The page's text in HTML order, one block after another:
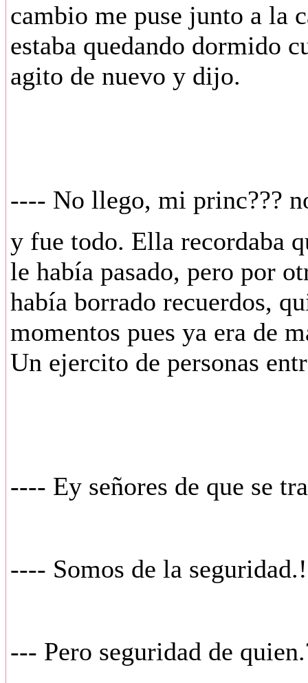
cambio me puse junto a la
estaba quedando dormido
agito de nuevo y dijo.
---- No llego, mi princ???
y fue todo. Ella recordaba
le había pasado, pero por
había borrado recuerdos,
momentos pues ya era de
Un ejercito de personas
---- Ey señores de que se
---- Somos de la seguridad.!
--- Pero seguridad de